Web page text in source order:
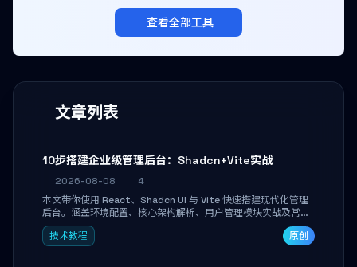
文章列表
10步搭建企业级管理后台：Shadcn+Vite实战
2026-08-08
4
本文带你使用 React、Shadcn UI 与 Vite 快速搭建现代化管理
后台。涵盖环境配置、核心架构解析、用户管理模块实战及常见
踩坑指南。学完即可独立完成仪表盘搭建、组件拼装与主题定
制，满足企业级开发需求。
技术教程 原创
查看全部工具